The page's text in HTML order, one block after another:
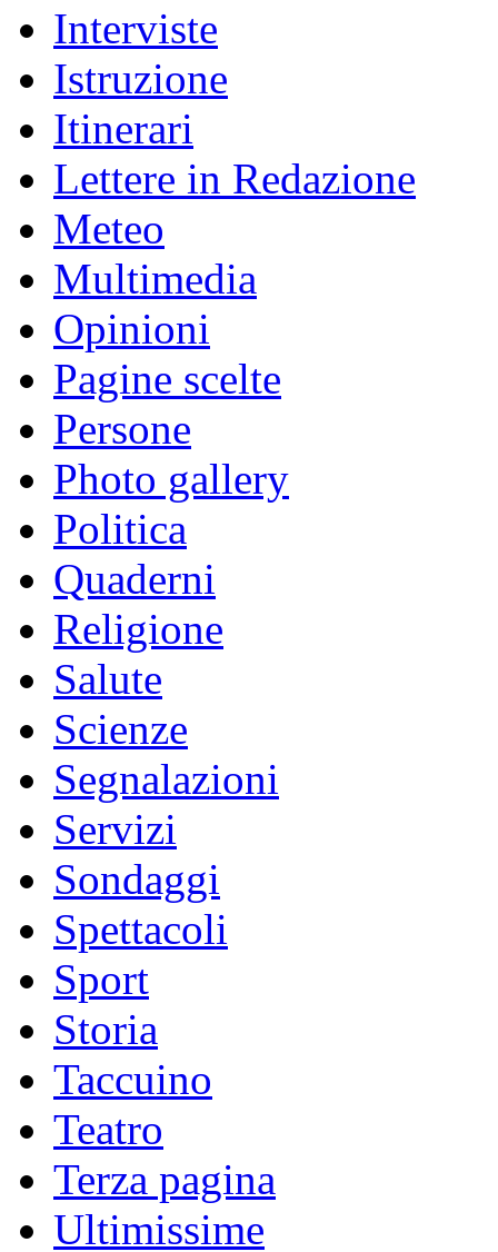
Interviste
Istruzione
Itinerari
Lettere in Redazione
Meteo
Multimedia
Opinioni
Pagine scelte
Persone
Photo gallery
Politica
Quaderni
Religione
Salute
Scienze
Segnalazioni
Servizi
Sondaggi
Spettacoli
Sport
Storia
Taccuino
Teatro
Terza pagina
Ultimissime